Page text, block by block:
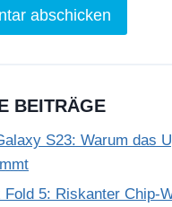
p
d
e
s
v
BEITRÄGE
S23: Warum das
Fold 5: Riskanter Chip-